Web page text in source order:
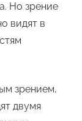
Но зрение
видят в
зрением,
двумя